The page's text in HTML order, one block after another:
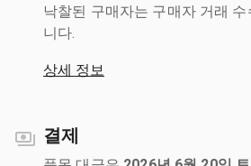
낙찰된 구매자는 구매자 거래
니다.
상세 정보
결제